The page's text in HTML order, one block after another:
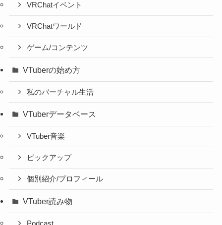
VRChatイベント
VRChatワールド
ゲーム/コンテンツ
VTuberの始め方
私のバーチャル生活
VTuberデータベース
VTuber音楽
ピックアップ
個別紹介/プロフィール
VTuber読み物